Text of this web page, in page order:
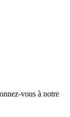
vous à notre